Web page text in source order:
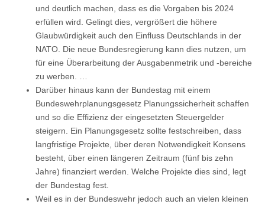
und deutlich machen, dass es die Vorgaben bis 2024
erfüllen wird. Gelingt dies, vergrößert die höhere
Glaubwürdigkeit auch den Einfluss Deutschlands in der
NATO. Die neue Bundesregierung kann dies nutzen, um
für eine Überarbeitung der Ausgabenmetrik und -bereiche
zu werben. …
Darüber hinaus kann der Bundestag mit einem
Bundeswehrplanungsgesetz Planungssicherheit schaffen
und so die Effizienz der eingesetzten Steuergelder
steigern. Ein Planungsgesetz sollte festschreiben, dass
langfristige Projekte, über deren Notwendigkeit Konsens
besteht, über einen längeren Zeitraum (fünf bis zehn
Jahre) finanziert werden. Welche Projekte dies sind, legt
der Bundestag fest.
Weil es in der Bundeswehr jedoch auch an vielen kleinen